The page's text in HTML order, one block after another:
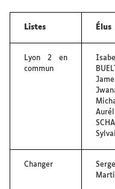
Listes Élus
Lyon 2 en
commun
Changer